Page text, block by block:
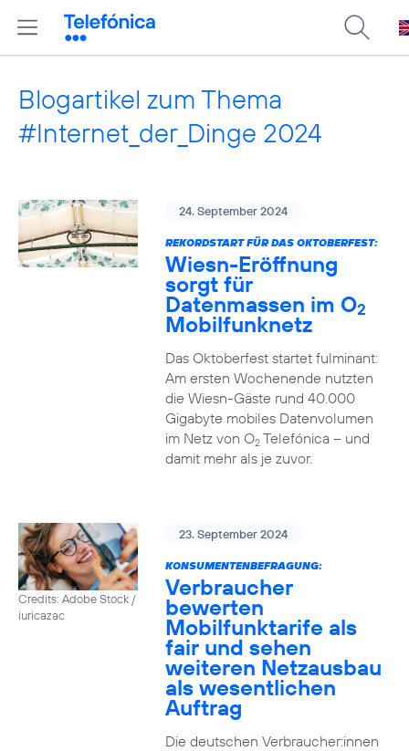
Blogartikel zum Thema
#Internet_der_Dinge 2024
24. September 2024
REKORDSTART FÜR DAS OKTOBERFEST:
Wiesn-Eröffnung
sorgt für
Datenmassen im O2
Mobilfunknetz
Das Oktoberfest startet fulminant:
Am ersten Wochenende nutzten
die Wiesn-Gäste rund 40.000
Gigabyte mobiles Datenvolumen
im Netz von O2Telefónica – und
damit mehr als je zuvor.
Credits: Adobe Stock /
iuricazac
23. September 2024
KONSUMENTENBEFRAGUNG:
Verbraucher
bewerten
Mobilfunktarife als
fair und sehen
weiteren Netzausbau
als wesentlichen
Auftrag
Die deutschen Verbraucher:innen